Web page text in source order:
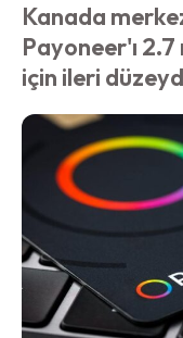
Kanada
Payoneer'ı
için ileri